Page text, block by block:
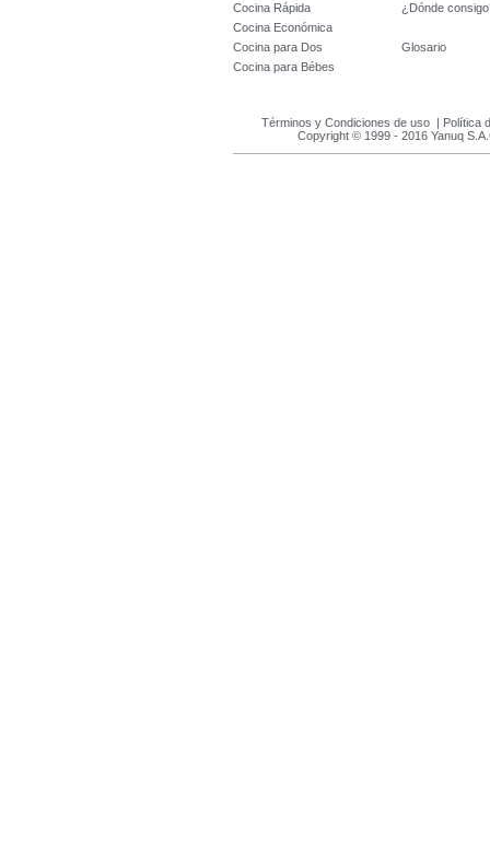
Cocina Rápida
¿Dónde
Cocina Económica
Cocina para Dos
Glosario
Cocina para Bébes
Términos y Condiciones de uso| Política
Copyright © 1999 - 2016 Yanuq